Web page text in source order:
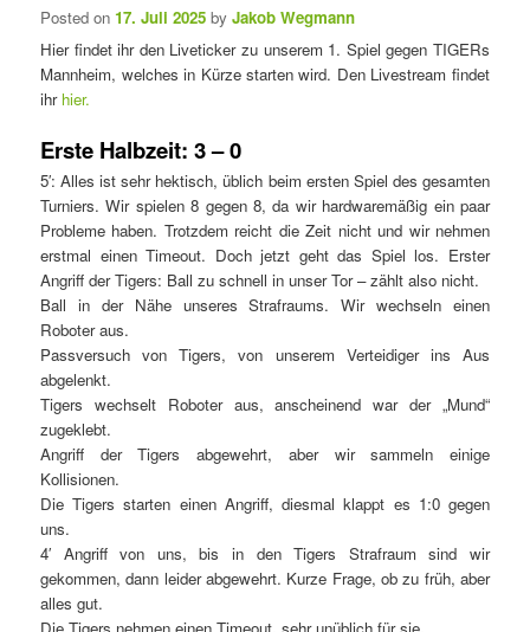
Posted on17. Juli 2025 byJakob Wegmann
Hier findet ihr den Liveticker zu unserem 1. Spiel gegen TIGERs
Mannheim, welches in Kürze starten wird. Den Livestream findet
ihr hier.
Erste Halbzeit: 3 – 0
5′: Alles ist sehr hektisch, üblich beim ersten Spiel des gesamten
Turniers. Wir spielen 8 gegen 8, da wir hardwaremäßig ein paar
Probleme haben. Trotzdem reicht die Zeit nicht und wir nehmen
erstmal einen Timeout. Doch jetzt geht das Spiel los. Erster
Angriff der Tigers: Ball zu schnell in unser Tor – zählt also nicht.
Ball in der Nähe unseres Strafraums. Wir wechseln einen
Roboter aus.
Passversuch von Tigers, von unserem Verteidiger ins Aus
abgelenkt.
Tigers wechselt Roboter aus, anscheinend war der „Mund“
zugeklebt.
Angriff der Tigers abgewehrt, aber wir sammeln einige
Kollisionen.
Die Tigers starten einen Angriff, diesmal klappt es 1:0 gegen
uns.
4′ Angriff von uns, bis in den Tigers Strafraum sind wir
gekommen, dann leider abgewehrt. Kurze Frage, ob zu früh, aber
alles gut.